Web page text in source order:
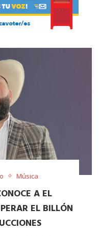
Música
A EL
EL BILLÓN